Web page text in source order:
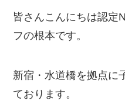
皆さんこんにちは認定
フの根本です。
新宿・水道橋を拠点に
ております。